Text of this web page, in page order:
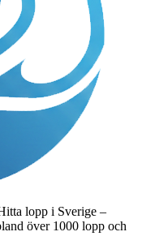
lopp i Sverige –
över 1000 lopp och